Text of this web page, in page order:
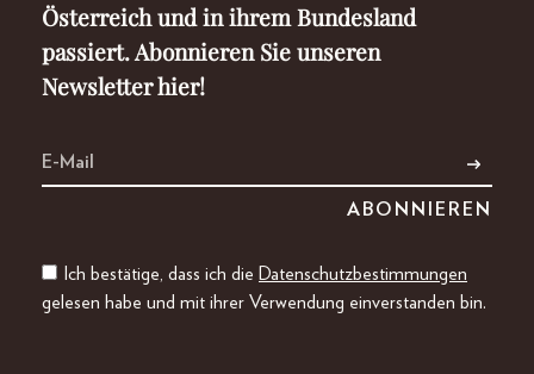
Österreich und in ihrem Bundesland
passiert. Abonnieren Sie unseren
Newsletter hier!
Ich bestätige, dass ich die Datenschutzbestimmungen
gelesen habe und mit ihrer Verwendung einverstanden bin.